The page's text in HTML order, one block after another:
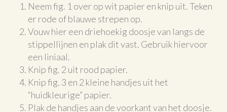
Neem fig. 1 over op wit papier en knip uit. Teken
er rode of blauwe strepen op.
Vouw hier een driehoekig doosje van langs de
stippellijnen en plak dit vast. Gebruik hiervoor
een liniaal.
Knip fig. 2 uit rood papier.
Knip fig. 3 en 2 kleine handjes uit het
“huidkleurige” papier.
Plak de handjes aan de voorkant van het doosje.